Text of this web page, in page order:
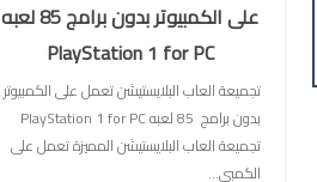
على الكمبيوتر بدون برامج 85 لعبه
PlayStation 1 for PC
تجميعة العاب البلايستيشن تعمل على الكمبيوتر
بدون برامج 85 لعبه PlayStation 1 for PC
تجميعة العاب البلايستيشن المميزة تعمل على
الكمبي...